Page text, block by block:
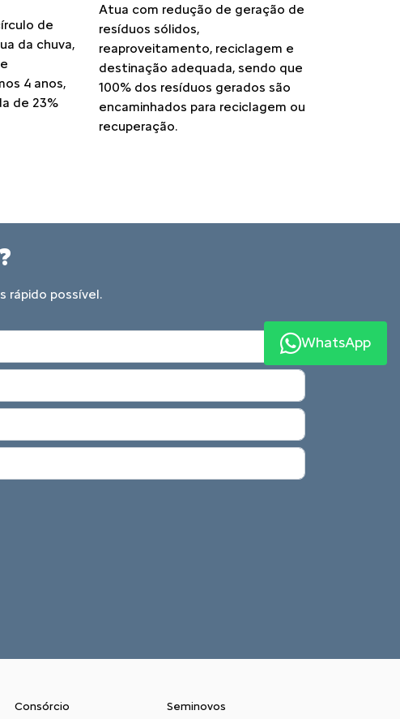
de
da chuva,
4 anos,
de 23%
Atua com redução de geração de
resíduos sólidos,
reaproveitamento, reciclagem e
destinação adequada, sendo que
100% dos resíduos gerados são
encaminhados para reciclagem ou
recuperação.
rápido possível.
Consórcio Seminovos
WhatsApp